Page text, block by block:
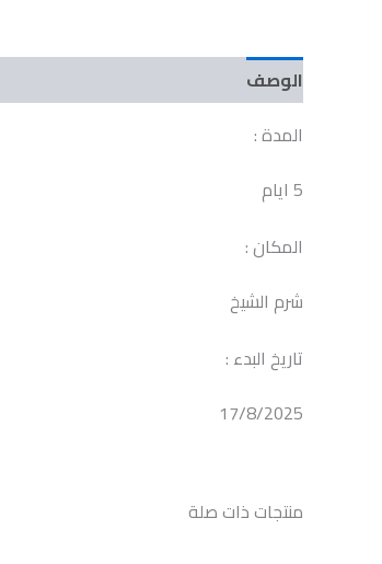
الوصف
المدة :
5 ايام
المكان :
شرم الشيخ
تاريخ البدء :
17/8/2025
منتجات ذات صلة